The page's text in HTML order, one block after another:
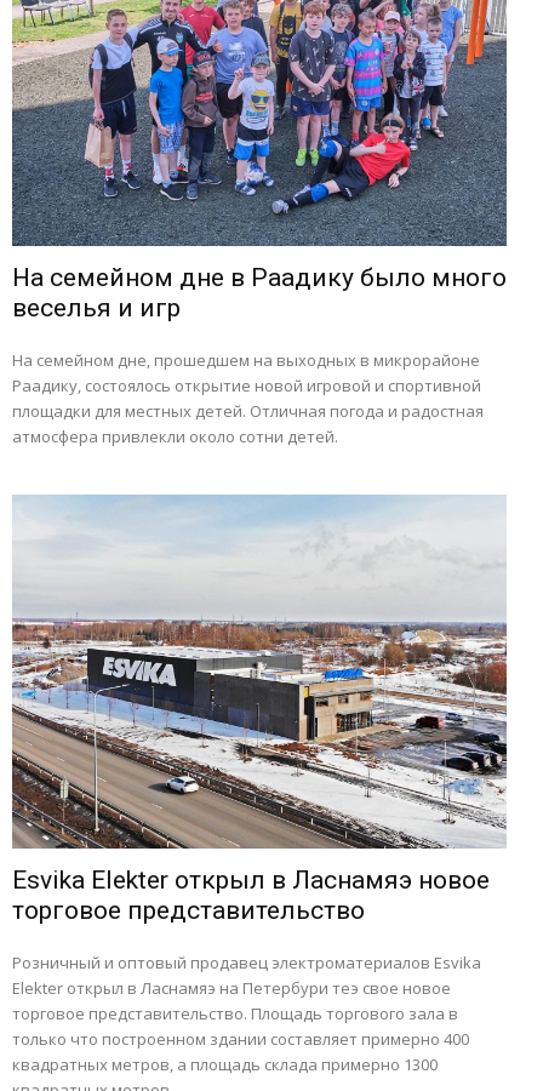
На семейном дне в Раадику было много
веселья и игр
На семейном дне, прошедшем на выходных в микрорайоне
Раадику, состоялось открытие новой игровой и спортивной
площадки для местных детей. Отличная погода и радостная
атмосфера привлекли около сотни детей.
Esvika Elekter открыл в Ласнамяэ новое
торговое представительство
Розничный и оптовый продавец электроматериалов Esvika
Elekter открыл в Ласнамяэ на Петербури теэ свое новое
торговое представительство. Площадь торгового зала в
только что построенном здании составляет примерно 400
квадратных метров, а площадь склада примерно 1300